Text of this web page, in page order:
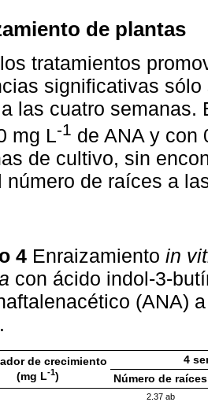
de plantas
tratamientos
significativas
las cuatro semanas.
mg L-1 de ANA y con
de cultivo, sin
número de raíces a
4 Enraizamiento in
con ácido indol-3-
(ANA)
de crecimiento
(mg L-1)
4
Número de raíces
2.37 ab